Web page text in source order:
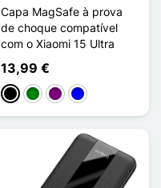
Capa MagSafe à prova
de choque compatível
com o Xiaomi 15 Ultra
13,99 €
PretoVerdePúrpura
Azul